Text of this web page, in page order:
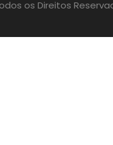
os Direitos